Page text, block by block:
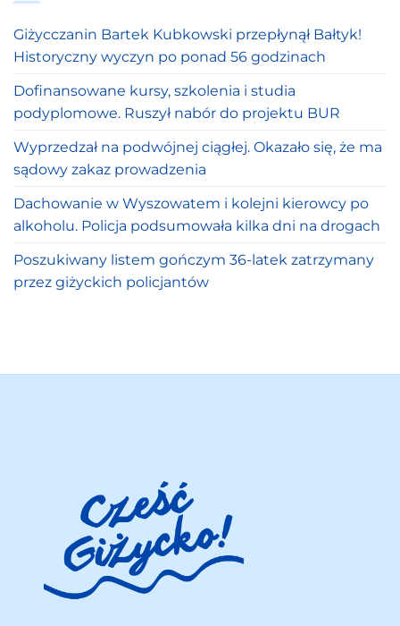
Giżycczanin Bartek Kubkowski przepłynął Bałtyk!
Historyczny wyczyn po ponad 56 godzinach
Dofinansowane kursy, szkolenia i studia
podyplomowe. Ruszył nabór do projektu BUR
Wyprzedzał na podwójnej ciągłej. Okazało się, że ma
sądowy zakaz prowadzenia
Dachowanie w Wyszowatem i kolejni kierowcy po
alkoholu. Policja podsumowała kilka dni na drogach
Poszukiwany listem gończym 36-latek zatrzymany
przez giżyckich policjantów